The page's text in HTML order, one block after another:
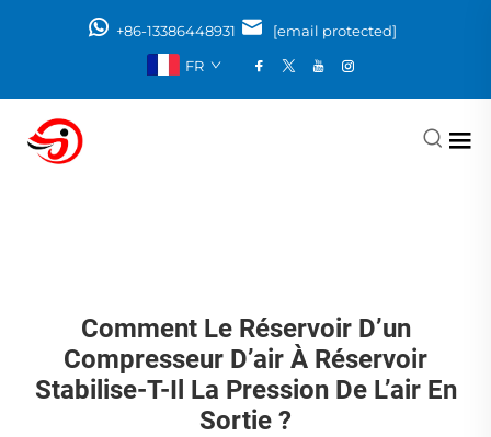
+86-13386448931
[email protected]
FR
Comment Le Réservoir D’un
Compresseur D’air À Réservoir
Stabilise-T-Il La Pression De L’air En
Sortie ?